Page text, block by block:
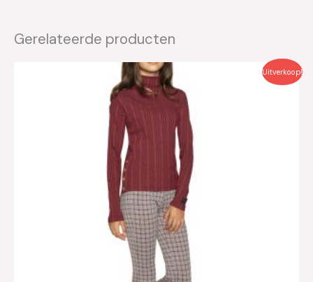
Gerelateerde producten
Uitverkoop!
€25.00.